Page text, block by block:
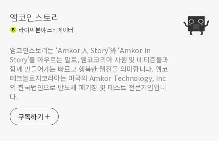
앰코인스토리
라이프분야 크리에이터
앰코인스토리는 ‘Amkor 人 Story’와 ‘Amkor in
Story’를 아우르는 말로, 앰코코리아 사원 및 네티즌들과
함께 만들어가는 빠르고 행복한 웹진을 의미합니다. 앰코
테크놀로지코리아는 미국의 Amkor Technology, Inc
의 한국법인으로 반도체 패키징 및 테스트 전문기업입니
다.
구독하기